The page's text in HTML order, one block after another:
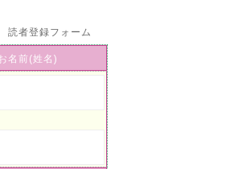
読者登録フォーム
名前(姓名)